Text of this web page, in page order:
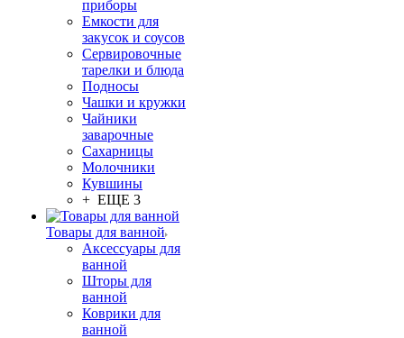
приборы
Емкости для
закусок и соусов
Сервировочные
тарелки и блюда
Подносы
Чашки и кружки
Чайники
заварочные
Сахарницы
Молочники
Кувшины
+ ЕЩЕ 3
Товары для ванной
Аксессуары для
ванной
Шторы для
ванной
Коврики для
ванной